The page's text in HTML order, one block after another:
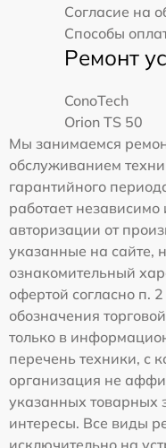
Согласие на
Способы
Ремонт
ConoTech
Orion TS 50
Мы занимаемся
обслуживанием
гарантийного
работает
авторизации от
указанные на сайте,
ознакомительный
офертой согласно п.
обозначения
только в
перечень техники, с
организация не
указанных товарных
интересы. Все виды
исключительно на